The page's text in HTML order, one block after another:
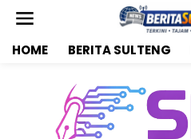
HOME BERITA SULTENG